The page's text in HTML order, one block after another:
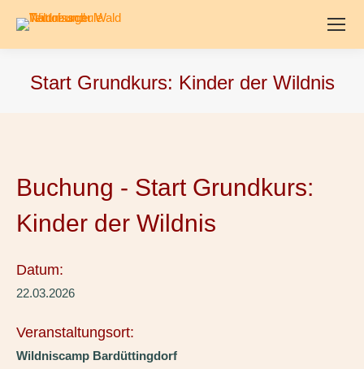
Start Grundkurs: Kinder der Wildnis
Buchung - Start Grundkurs:
Kinder der Wildnis
Datum:
22.03.2026
Veranstaltungsort:
Wildniscamp Bardüttingdorf